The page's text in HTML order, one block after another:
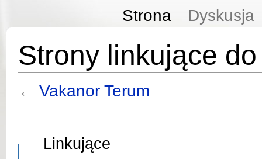
Strona Dyskusja
Strony linkujące do
← Vakanor Terum
Linkujące